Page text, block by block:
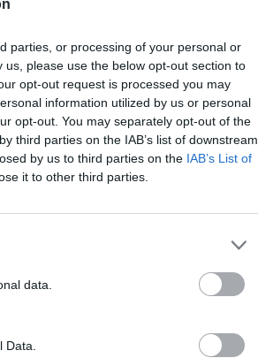
parties, or processing of your personal or
please use the below opt-out section to
opt-out request is processed you may
information utilized by us or personal
opt-out. You may separately opt-out of the
third parties on the IAB’s list of downstream
by us to third parties on the IAB’s List of
it to other third parties.
data.
proposé à 15 000 €.